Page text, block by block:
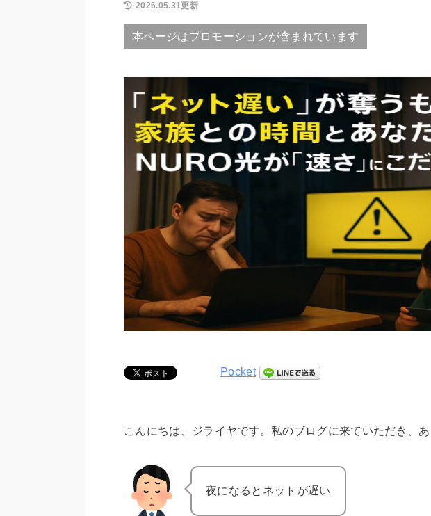
2026.05.31更新
本ページはプロモーションが含まれています
Pocket
こんにちは、ジライヤです。私のブログに来ていただき、あ
夜になるとネットが遅い